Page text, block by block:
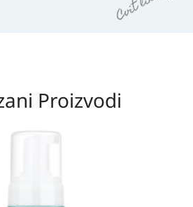
Proizvodi